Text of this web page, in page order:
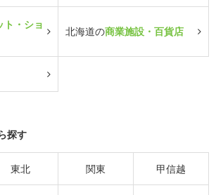
ト・ショ
北海道の商業施設・百貨店
探す
東北 関東 甲信越